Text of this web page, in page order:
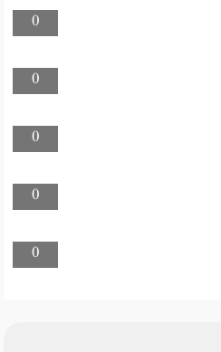
0
0
0
0
0